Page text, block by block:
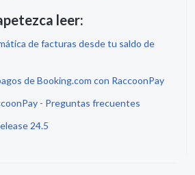
leer:
de facturas desde tu saldo de
de Booking.com con RaccoonPay
- Preguntas frecuentes
24.5